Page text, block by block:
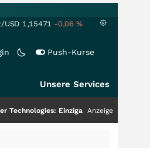
USD 1,15471 -0,06 %
Push-Kurse
Unsere Services
Einzigartige Leistung zieht die
Anzeige